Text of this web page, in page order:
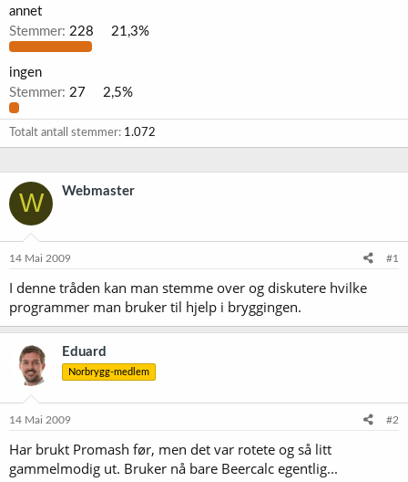
annet
Stemmer: 228 21,3%
ingen
Stemmer: 27 2,5%
Totalt antall stemmer 1.072
W Webmaster
14 Mai 2009 #1
I denne tråden kan man stemme over og diskutere hvilke
programmer man bruker til hjelp i bryggingen.
Eduard
Norbrygg-medlem
14 Mai 2009 #2
Har brukt Promash før, men det var rotete og så litt
gammelmodig ut. Bruker nå bare Beercalc egentlig...